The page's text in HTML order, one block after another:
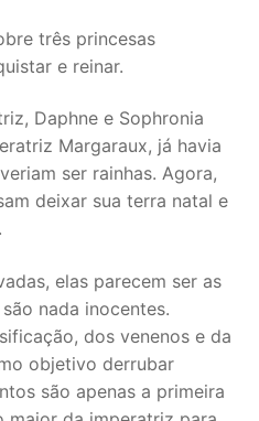
três princesas
e reinar.
Daphne e Sophronia
Margaraux, já havia
ser rainhas. Agora,
deixar sua terra natal e
elas parecem ser as
nada inocentes.
dos venenos e da
objetivo derrubar
são apenas a primeira